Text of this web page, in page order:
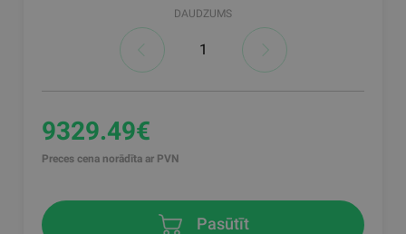
DAUDZUMS
9329.49€
Preces cena norādīta ar PVN
Pasūtīt